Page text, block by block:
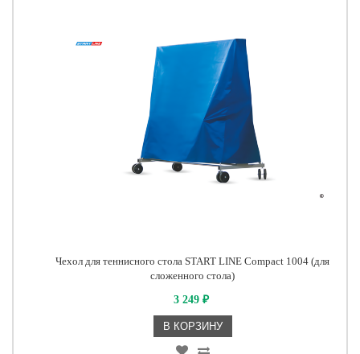
Чехол для теннисного стола START LINE Compact 1004 (для
сложенного стола)
3 249 ₽
В КОРЗИНУ